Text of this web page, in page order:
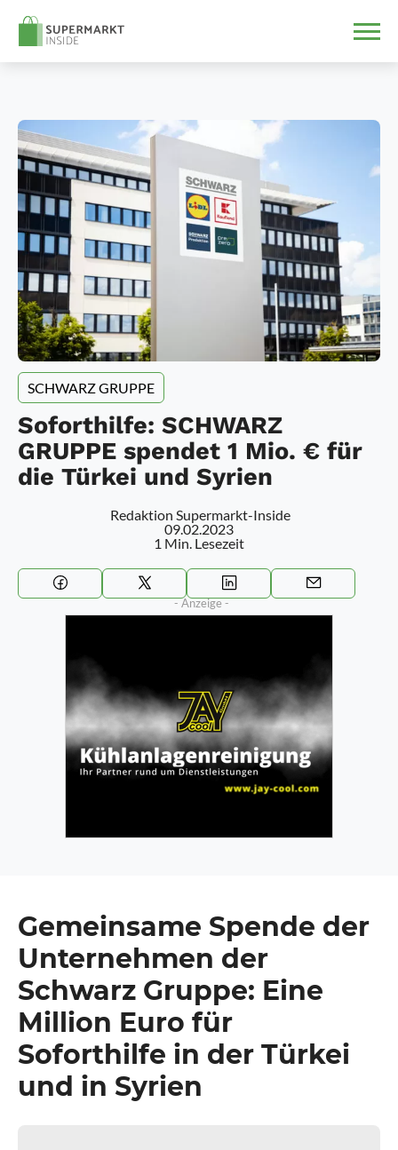
SCHWARZ GRUPPE
Soforthilfe: SCHWARZ
GRUPPE spendet 1 Mio. € für
die Türkei und Syrien
Redaktion Supermarkt-Inside
09.02.2023
1 Min. Lesezeit
Gemeinsame Spende der
Unternehmen der
Schwarz Gruppe: Eine
Million Euro für
Soforthilfe in der Türkei
und in Syrien